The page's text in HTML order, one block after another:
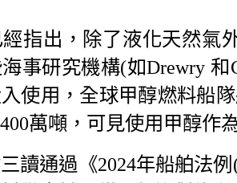
指出，除了液化天然氣
事研究機構(如Drewry 和
使用，全球甲醇燃料船
萬噸，可見使用甲醇作
讀通過《2024年船舶法